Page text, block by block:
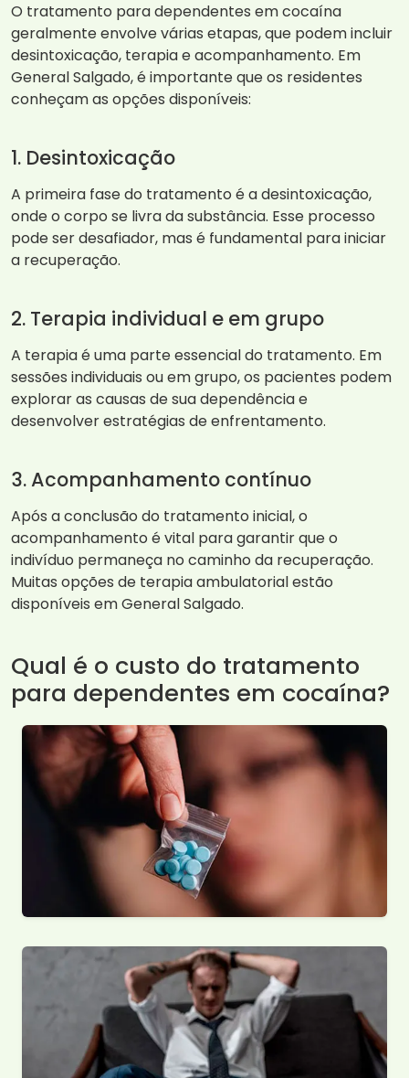
O tratamento para dependentes em cocaína
geralmente envolve várias etapas, que podem incluir
desintoxicação, terapia e acompanhamento. Em
General Salgado, é importante que os residentes
conheçam as opções disponíveis:
1. Desintoxicação
A primeira fase do tratamento é a desintoxicação,
onde o corpo se livra da substância. Esse processo
pode ser desafiador, mas é fundamental para iniciar
a recuperação.
2. Terapia individual e em grupo
A terapia é uma parte essencial do tratamento. Em
sessões individuais ou em grupo, os pacientes podem
explorar as causas de sua dependência e
desenvolver estratégias de enfrentamento.
3. Acompanhamento contínuo
Após a conclusão do tratamento inicial, o
acompanhamento é vital para garantir que o
indivíduo permaneça no caminho da recuperação.
Muitas opções de terapia ambulatorial estão
disponíveis em General Salgado.
Qual é o custo do tratamento
para dependentes em cocaína?